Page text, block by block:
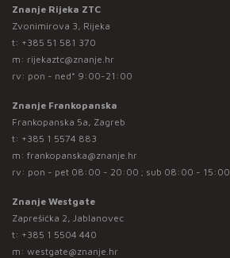
Znanje Rijeka ZTC
Zvonimirova 3, Rijeka
t: +385 51 581 370
m: rijekaztc@znanje.hr
rv: pon - ned* 9:00-21:00
Znanje Frankopanska
Frankopanska 5a, Zagreb
t: +385 1 5574 883
m: frankopanska@znanje.hr
rv: pon - pet 08:00 - 20:00 ; sub 08:00 - 15:00
Znanje Westgate
Zaprešićka 2, Jablanovec
t: +385 1 5504 440
m: westgate@znanje.hr